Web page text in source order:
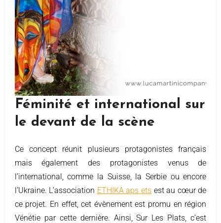
Féminité et international sur
le devant de la scène
Ce concept réunit plusieurs protagonistes français
mais également des protagonistes venus de
l’international, comme la Suisse, la Serbie ou encore
l’Ukraine. L’association ETHIKA aps ets est au cœur de
ce projet. En effet, cet évènement est promu en région
Vénétie par cette dernière. Ainsi, Sur Les Plats, c’est